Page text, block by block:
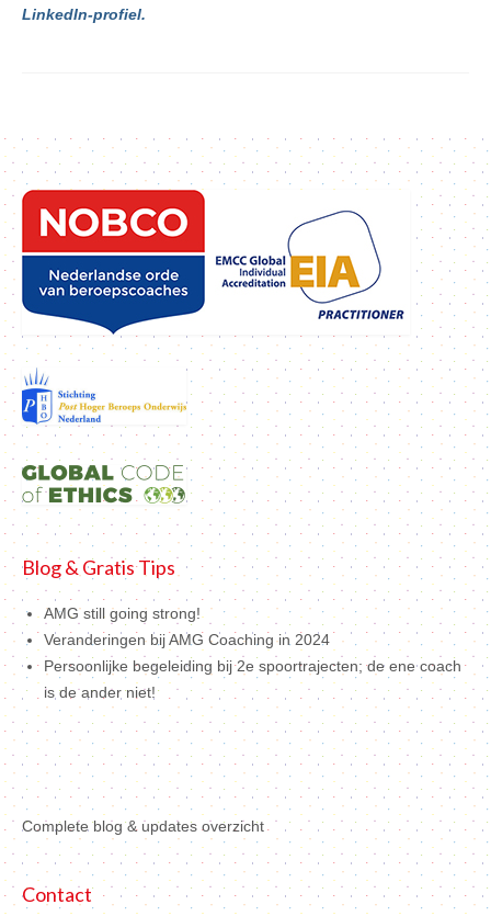
LinkedIn-profiel.
Blog & Gratis Tips
AMG still going strong!
Veranderingen bij AMG Coaching in 2024
Persoonlijke begeleiding bij 2e spoortrajecten; de ene coach
is de ander niet!
Complete blog & updates overzicht
Contact